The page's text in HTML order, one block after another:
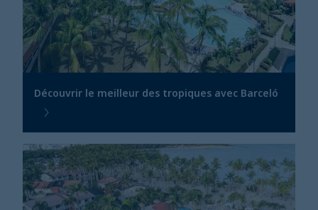
Découvrir le meilleur des tropiques avec Barceló